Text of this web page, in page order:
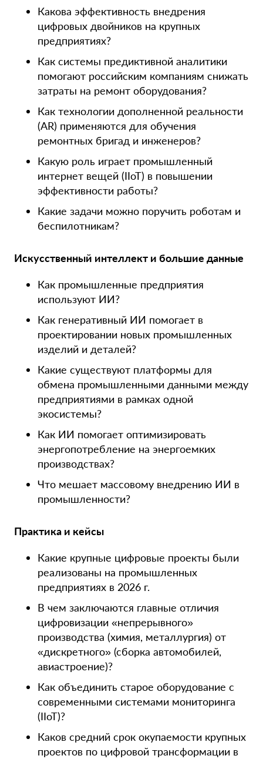
Какова эффективность внедрения
цифровых двойников на крупных
предприятиях?
Как системы предиктивной аналитики
помогают российским компаниям снижать
затраты на ремонт оборудования?
Как технологии дополненной реальности
(AR) применяются для обучения
ремонтных бригад и инженеров?
Какую роль играет промышленный
интернет вещей (IIoT) в повышении
эффективности работы?
Какие задачи можно поручить роботам и
беспилотникам?
Искусственный интеллект и большие данные
Как промышленные предприятия
используют ИИ?
Как генеративный ИИ помогает в
проектировании новых промышленных
изделий и деталей?
Какие существуют платформы для
обмена промышленными данными между
предприятиями в рамках одной
экосистемы?
Как ИИ помогает оптимизировать
энергопотребление на энергоемких
производствах?
Что мешает массовому внедрению ИИ в
промышленности?
Практика и кейсы
Какие крупные цифровые проекты были
реализованы на промышленных
предприятиях в 2026 г.
В чем заключаются главные отличия
цифровизации «непрерывного»
производства (химия, металлургия) от
«дискретного» (сборка автомобилей,
авиастроение)?
Как объединить старое оборудование с
современными системами мониторинга
(IIoT)?
Каков средний срок окупаемости крупных
проектов по цифровой трансформации в